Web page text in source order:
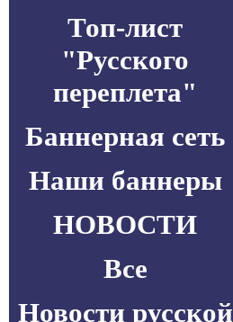
Топ-лист
"Русского
переплета"
Баннерная сеть
Наши баннеры
НОВОСТИ
Все
Новости русской